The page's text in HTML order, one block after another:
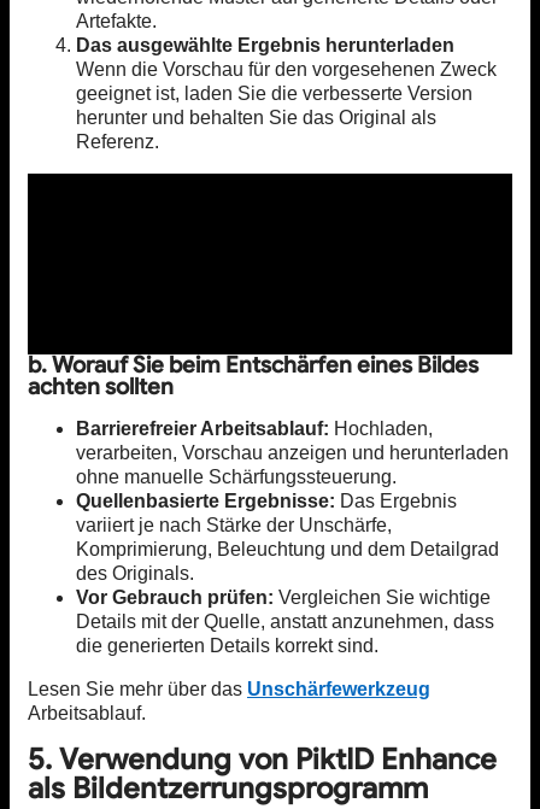
Artefakte.
Das ausgewählte Ergebnis herunterladen
Wenn die Vorschau für den vorgesehenen Zweck
geeignet ist, laden Sie die verbesserte Version
herunter und behalten Sie das Original als
Referenz.
b. Worauf Sie beim Entschärfen eines Bildes
achten sollten
Barrierefreier Arbeitsablauf: Hochladen,
verarbeiten, Vorschau anzeigen und herunterladen
ohne manuelle Schärfungssteuerung.
Quellenbasierte Ergebnisse: Das Ergebnis
variiert je nach Stärke der Unschärfe,
Komprimierung, Beleuchtung und dem Detailgrad
des Originals.
Vor Gebrauch prüfen: Vergleichen Sie wichtige
Details mit der Quelle, anstatt anzunehmen, dass
die generierten Details korrekt sind.
Lesen Sie mehr über das Unschärfewerkzeug
Arbeitsablauf.
5. Verwendung von PiktID Enhance
als Bildentzerrungsprogramm